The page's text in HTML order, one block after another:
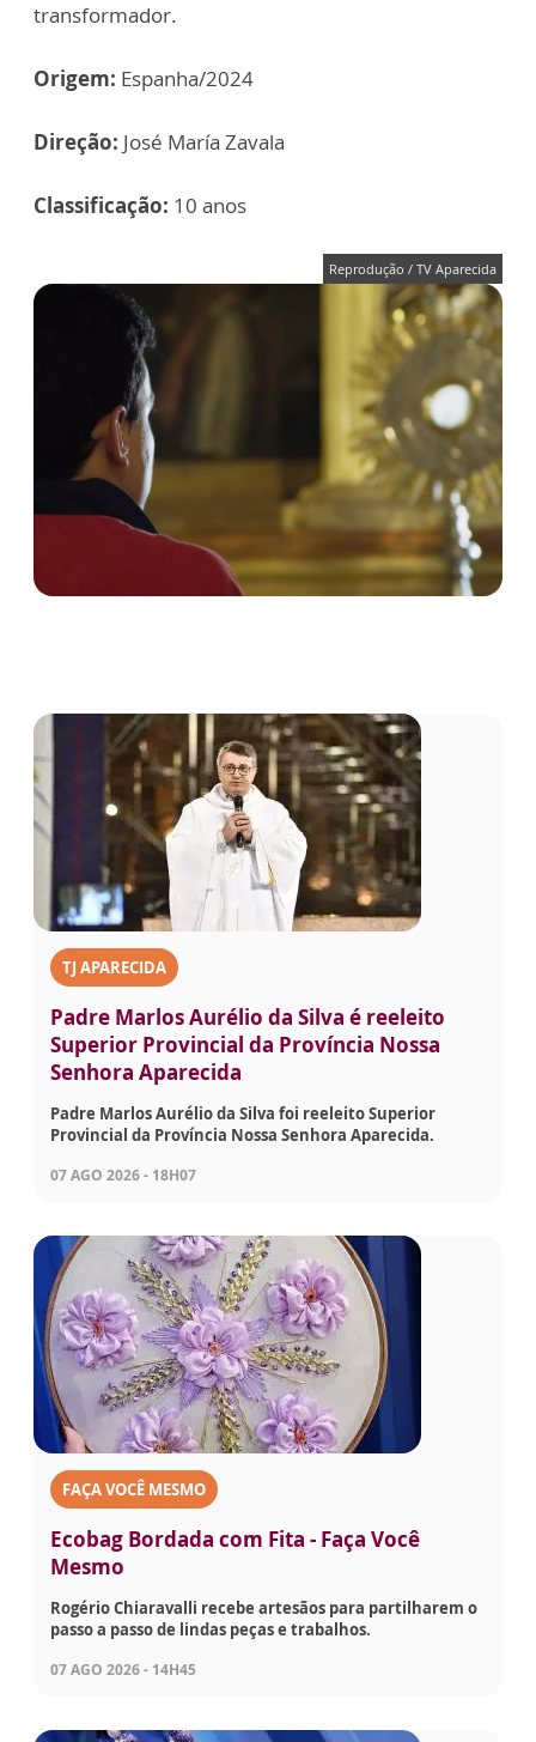
transformador.
Origem: Espanha/2024
Direção: José María Zavala
Classificação: 10 anos
Reprodução / TV Aparecida
TJ APARECIDA
Padre Marlos Aurélio da Silva é reeleito
Superior Provincial da Província Nossa
Senhora Aparecida
Padre Marlos Aurélio da Silva foi reeleito Superior
Provincial da Província Nossa Senhora Aparecida.
07 AGO 2026 - 18H07
FAÇA VOCÊ MESMO
Ecobag Bordada com Fita - Faça Você
Mesmo
Rogério Chiaravalli recebe artesãos para partilharem o
passo a passo de lindas peças e trabalhos.
07 AGO 2026 - 14H45